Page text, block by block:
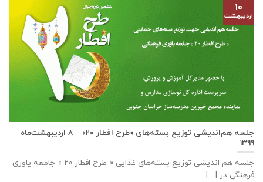
جلسه هم‌اندیشی توزیع بسته‌های «طرح افطار ۲۰» – ۸ اردیبهشت‌ماه
۱۳۹۹
جلسه هم اندیشی توزیع بسته‌های غذایی « طرح افطار ۲۰ » جامعه یاوری
فرهنگی در [...]
۱۰
اردیبهشت